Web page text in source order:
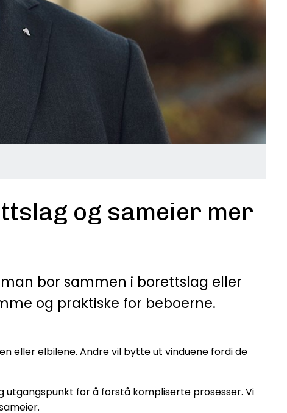
og sameier mer
bor sammen i borettslag eller
og praktiske for beboerne.
eller elbilene. Andre vil bytte ut vinduene fordi de
utgangspunkt for å forstå kompliserte prosesser. Vi